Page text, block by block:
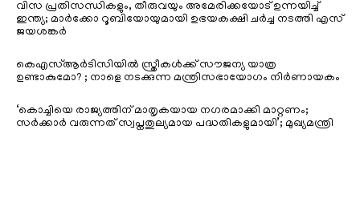
വിസ പ്രതിസന്ധികളും, തീരുവയും അമേരിക്കയോട് ഉന്നയിച്ച്
ഇന്ത്യ; മാർക്കോ റൂബിയോയുമായി ഉഭയകക്ഷി ചർച്ച നടത്തി എസ്
ജയശങ്കർ
കെഎസ്ആർടിസിയിൽ സ്ത്രീകൾക്ക് സൗജന്യ യാത്ര
ഉണ്ടാകുമോ? ; നാളെ നടക്കുന്ന മന്ത്രിസഭായോഗം നിർണായകം
‘കൊച്ചിയെ രാജ്യത്തിന് മാതൃകയായ നഗരമാക്കി മാറ്റണം;
സർക്കാർ വരുന്നത് സ്വപ്നതുല്യമായ പദ്ധതികളുമായി’; മുഖ്യമന്ത്രി